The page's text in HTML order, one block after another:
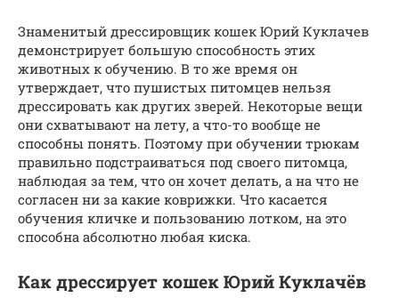
Знаменитый дрессировщик кошек Юрий Куклачев
демонстрирует большую способность этих
животных к обучению. В то же время он
утверждает, что пушистых питомцев нельзя
дрессировать как других зверей. Некоторые вещи
они схватывают на лету, а что-то вообще не
способны понять. Поэтому при обучении трюкам
правильно подстраиваться под своего питомца,
наблюдая за тем, что он хочет делать, а на что не
согласен ни за какие коврижки. Что касается
обучения кличке и пользованию лотком, на это
способна абсолютно любая киска.
Как дрессирует кошек Юрий Куклачёв